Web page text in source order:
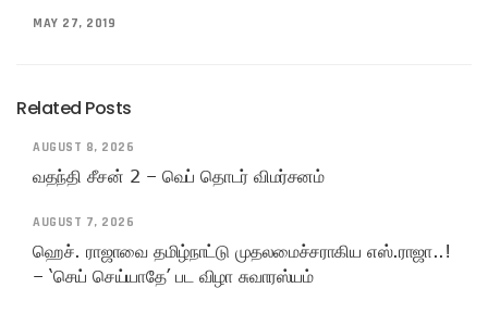
MAY 27, 2019
Related Posts
AUGUST 8, 2026
வதந்தி சீசன் 2 – வெப் தொடர் விமர்சனம்
AUGUST 7, 2026
ஹெச். ராஜாவை தமிழ்நாட்டு முதலமைச்சராகிய எஸ்.ராஜா..!
– ‘செய் செய்யாதே’ பட விழா சுவாரஸ்யம்